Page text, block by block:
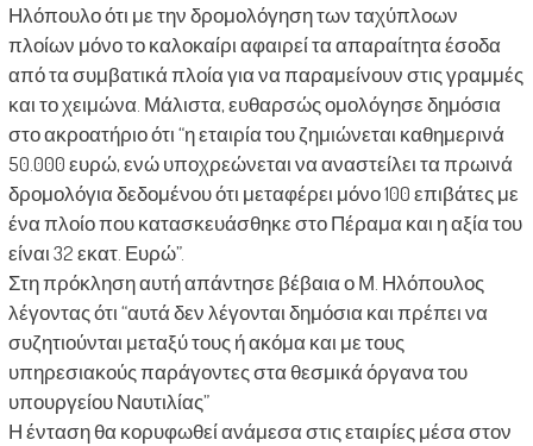
Ηλόπουλο ότι με την δρομολόγηση των ταχύπλοων
πλοίων μόνο το καλοκαίρι αφαιρεί τα απαραίτητα έσοδα
από τα συμβατικά πλοία για να παραμείνουν στις γραμμές
και το χειμώνα. Μάλιστα, ευθαρσώς ομολόγησε δημόσια
στο ακροατήριο ότι “η εταιρία του ζημιώνεται καθημερινά
50.000 ευρώ, ενώ υποχρεώνεται να αναστείλει τα πρωινά
δρομολόγια δεδομένου ότι μεταφέρει μόνο 100 επιβάτες με
ένα πλοίο που κατασκευάσθηκε στο Πέραμα και η αξία του
είναι 32 εκατ. Ευρώ”.
Στη πρόκληση αυτή απάντησε βέβαια ο Μ. Ηλόπουλος
λέγοντας ότι “αυτά δεν λέγονται δημόσια και πρέπει να
συζητιούνται μεταξύ τους ή ακόμα και με τους
υπηρεσιακούς παράγοντες στα θεσμικά όργανα του
υπουργείου Ναυτιλίας”
Η ένταση θα κορυφωθεί ανάμεσα στις εταιρίες μέσα στον